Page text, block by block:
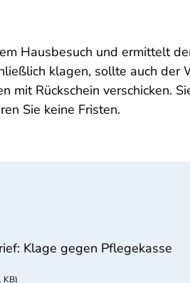
Hausbesuch und ermittelt
klagen, sollte auch der
Rückschein verschicken.
Sie keine Fristen.
Klage gegen Pflegekasse
KB)